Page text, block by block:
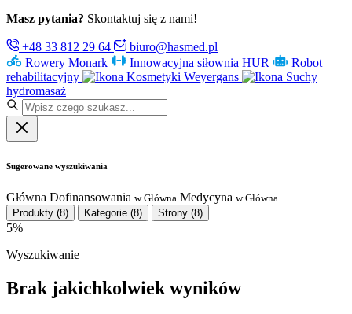
Masz pytania? Skontaktuj się z nami!
+48 33 812 29 64
biuro@hasmed.pl
Rowery Monark
Innowacyjna siłownia HUR
Robot
rehabilitacyjny
Kosmetyki Weyergans
Suchy
hydromasaż
Sugerowane wyszukiwania
Główna Dofinansowania w Główna Medycyna w Główna
Produkty (8) Kategorie (8) Strony (8)
5%
Wyszukiwanie
Brak jakichkolwiek wyników